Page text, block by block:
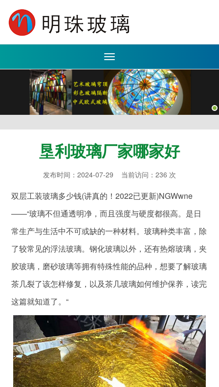
Toggle
navigation
垦利玻璃厂家哪家好
发布时间：2024-07-29 当前访问：236 次
双层工装玻璃多少钱(讲真的！2022已更新)NGWwne
——“玻璃不但通透明净，而且强度与硬度都很高。是日
常生产与生活中不可或缺的一种材料。玻璃种类丰富，除
了较常见的浮法玻璃。钢化玻璃以外，还有热熔玻璃，夹
胶玻璃，磨砂玻璃等拥有特殊性能的品种，想要了解玻璃
茶几裂了该怎样修复，以及茶几玻璃如何维护保养，读完
这篇就知道了。“